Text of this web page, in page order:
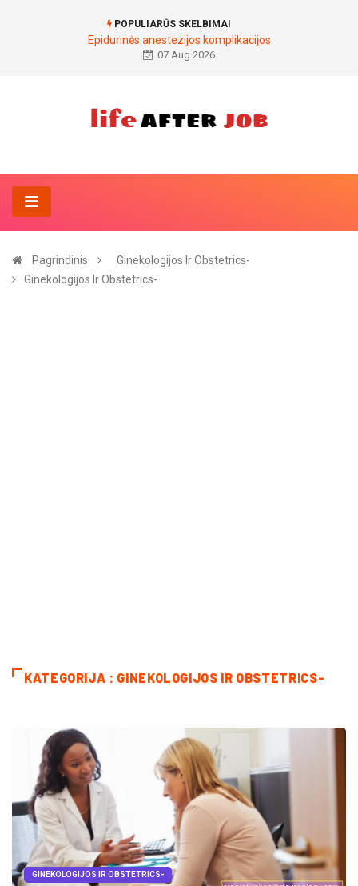
POPULIARŪS SKELBIMAI
Epidurinės anestezijos komplikacijos
07 Aug 2026
Pagrindinis
Ginekologijos Ir Obstetrics-
Ginekologijos Ir Obstetrics-
KATEGORIJA : GINEKOLOGIJOS IR OBSTETRICS-
GINEKOLOGIJOS IR OBSTETRICS-